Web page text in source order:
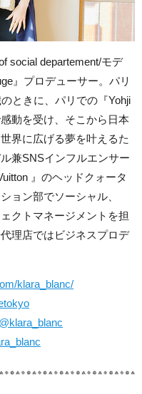
social departement/モデ
』プロデューサー。パリ
ときに、パリでの『Yohji
動を受け、そこから日本
界に広げる夢を叶えるた
兼SNSインフルエンサー
』のヘッドクォータ
ョン部でソーシャル、
クトマネージメントを担
理店ではビジネスプロデ
klara_blanc/